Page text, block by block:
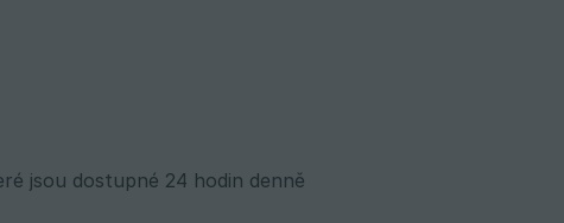
jsou dostupné 24 hodin denně